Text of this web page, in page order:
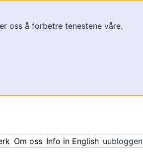
oss å forbetre tenestene våre.
Om oss Info in English uubloggen